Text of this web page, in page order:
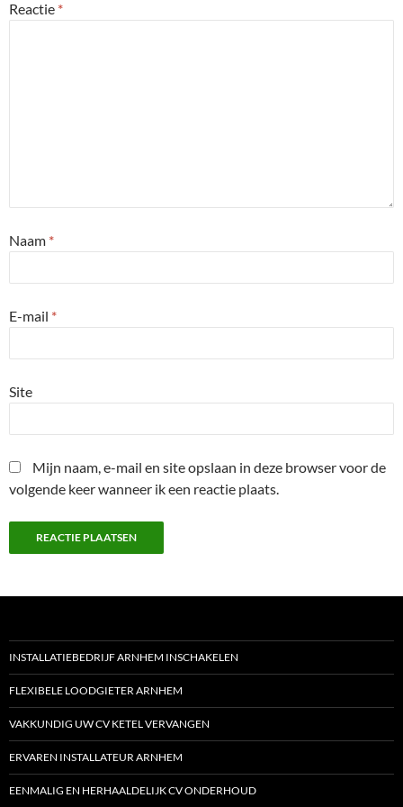
Reactie *
Naam *
E-mail *
Site
Mijn naam, e-mail en site opslaan in deze browser voor de
volgende keer wanneer ik een reactie plaats.
INSTALLATIEBEDRIJF ARNHEM INSCHAKELEN
FLEXIBELE LOODGIETER ARNHEM
VAKKUNDIG UW CV KETEL VERVANGEN
ERVAREN INSTALLATEUR ARNHEM
EENMALIG EN HERHAALDELIJK CV ONDERHOUD